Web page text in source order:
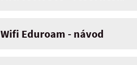
Wifi Eduroam - návod